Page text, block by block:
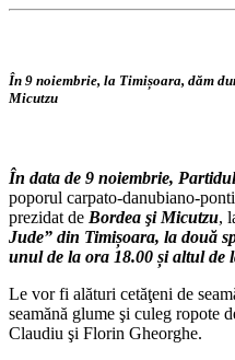
În 9 noiembrie, la Timișoara, dăm
Micutzu
În data de 9 noiembrie,
poporul carpato-danubiano-
prezidat de Bordea şi Micutzu,
Jude” din Timișoara, la două
unul de la ora 18.00 și altul de
Le vor fi alături cetăţeni de
seamănă glume şi culeg ropote
Claudiu şi Florin Gheorghe.